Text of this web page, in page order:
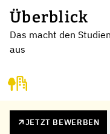
Überblick
Das macht den
aus
JETZT BEWERBEN